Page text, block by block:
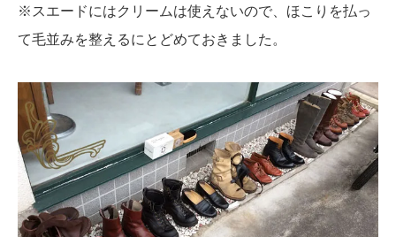
※スエードにはクリームは使えないので、ほこりを払っ
て毛並みを整えるにとどめておきました。